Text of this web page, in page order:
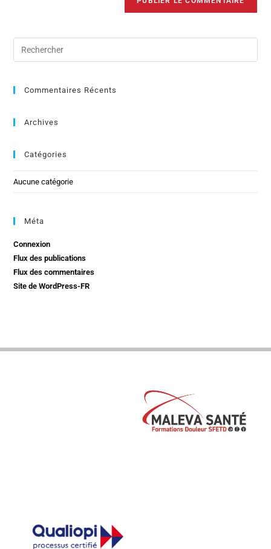
Commentaires Récents
Archives
Catégories
Aucune catégorie
Méta
Connexion
Flux des publications
Flux des commentaires
Site de WordPress-FR